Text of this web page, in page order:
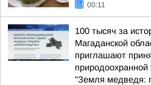
00:11
100 тысяч за
Магаданской
приглашают
природоохранной
"Земля медведя: